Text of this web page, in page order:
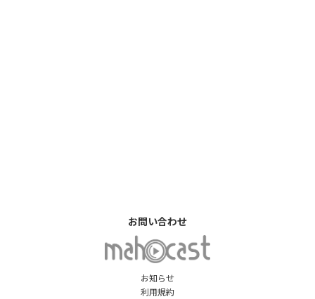
お知らせ
利用規約
お問い合わせ